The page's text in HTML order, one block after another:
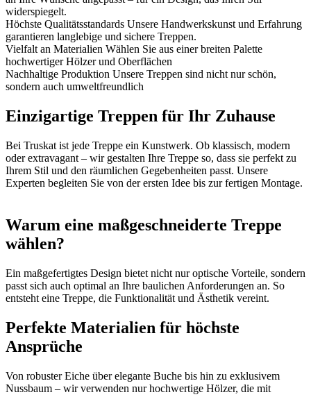
widerspiegelt.
Höchste Qualitätsstandards Unsere Handwerkskunst und Erfahrung
garantieren langlebige und sichere Treppen.
Vielfalt an Materialien Wählen Sie aus einer breiten Palette
hochwertiger Hölzer und Oberflächen
Nachhaltige Produktion Unsere Treppen sind nicht nur schön,
sondern auch umweltfreundlich
Einzigartige Treppen für Ihr Zuhause
Bei Truskat ist jede Treppe ein Kunstwerk. Ob klassisch, modern
oder extravagant – wir gestalten Ihre Treppe so, dass sie perfekt zu
Ihrem Stil und den räumlichen Gegebenheiten passt. Unsere
Experten begleiten Sie von der ersten Idee bis zur fertigen Montage.
Warum eine maßgeschneiderte Treppe
wählen?
Ein maßgefertigtes Design bietet nicht nur optische Vorteile, sondern
passt sich auch optimal an Ihre baulichen Anforderungen an. So
entsteht eine Treppe, die Funktionalität und Ästhetik vereint.
Perfekte Materialien für höchste
Ansprüche
Von robuster Eiche über elegante Buche bis hin zu exklusivem
Nussbaum – wir verwenden nur hochwertige Hölzer, die mit